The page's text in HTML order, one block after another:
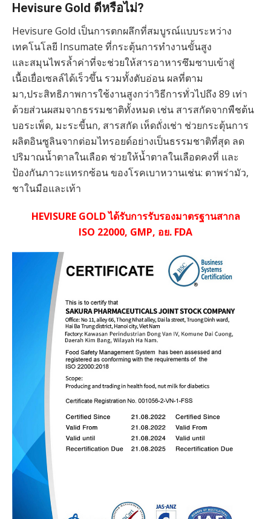
Hevisure Gold ดีหรือไม่?
Hevisure Gold เป็นการตกผลึกที่สมบูรณ์แบบระหว่าง
เทคโนโลยี Insumate ที่กระตุ้นการทำงานขั้นสูง
และสมุนไพรล้ำค่าที่จะช่วยให้สารอาหารซึมซาบเข้าสู่
เนื้อเยื่อเซลล์ได้เร็วขึ้น รวมทั้งตับอ่อน ผลที่ตาม
มา,ประสิทธิภาพการใช้งานสูงกว่าวิธีการทั่วไปถึง 89 เท่า
ด้วยส่วนผสมจากธรรมชาติทั้งหมด เช่น สารสกัดจากพืชต้น
บอระเพ็ด, มะระขี้นก, สารสกัด เห็ดถั่งเช่า ช่วยกระตุ้นการ
ผลิตอินซูลินจากต่อมไทรอยด์อย่างเป็นธรรมชาติที่สุด ลด
ปริมาณน้ำตาลในเลือด ช่วยให้น้ำตาลในเลือดคงที่ และ
ป้องกันภาวะแทรกซ้อน ของโรคเบาหวานเช่น: ตาพร่ามัว,
ชาในมือและเท้า
HEVISURE GOLD ได้รับการรับรองมาตรฐานสากล
ISO 22000, GMP, อย. FDA